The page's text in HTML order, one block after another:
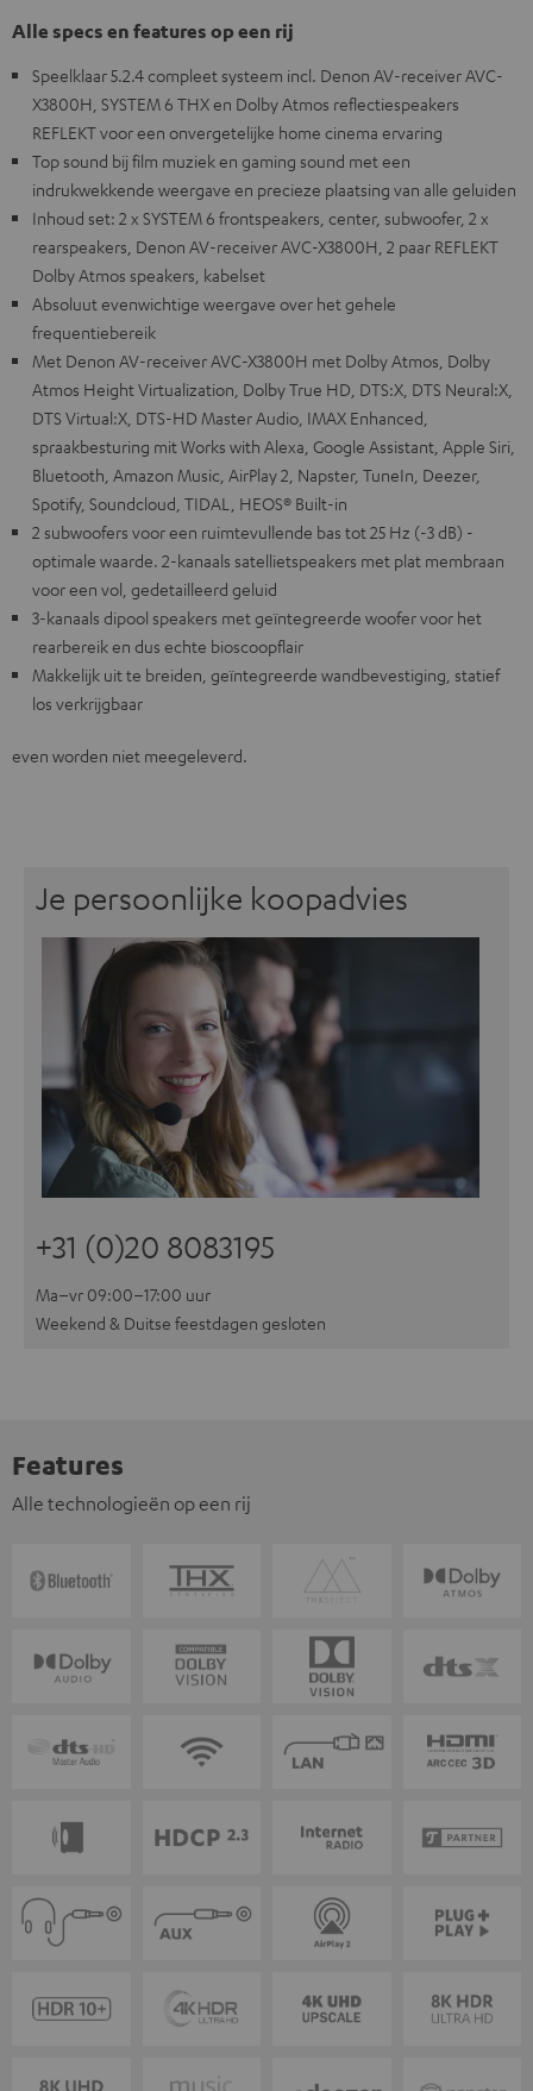
Alle specs en features op een rij
Speelklaar 5.2.4 compleet systeem incl. Denon AV-receiver AVC-
X3800H, SYSTEM 6 THX en Dolby Atmos reflectiespeakers
REFLEKT voor een onvergetelijke home cinema ervaring
Top sound bij film muziek en gaming sound met een
indrukwekkende weergave en precieze plaatsing van alle geluiden
Inhoud set: 2 x SYSTEM 6 frontspeakers, center, subwoofer, 2 x
rearspeakers, Denon AV-receiver AVC-X3800H, 2 paar REFLEKT
Dolby Atmos speakers, kabelset
Absoluut evenwichtige weergave over het gehele
frequentiebereik
Met Denon AV-receiver AVC-X3800H met Dolby Atmos, Dolby
Atmos Height Virtualization, Dolby True HD, DTS:X, DTS Neural:X,
DTS Virtual:X, DTS-HD Master Audio, IMAX Enhanced,
spraakbesturing mit Works with Alexa, Google Assistant, Apple Siri,
Bluetooth, Amazon Music, AirPlay 2, Napster, TuneIn, Deezer,
Spotify, Soundcloud, TIDAL, HEOS® Built-in
2 subwoofers voor een ruimtevullende bas tot 25 Hz (-3 dB) -
optimale waarde. 2-kanaals satellietspeakers met plat membraan
voor een vol, gedetailleerd geluid
3-kanaals dipool speakers met geïntegreerde woofer voor het
rearbereik en dus echte bioscoopflair
Makkelijk uit te breiden, geïntegreerde wandbevestiging, statief
los verkrijgbaar
even worden niet meegeleverd.
Je persoonlijke koopadvies
+31 (0)20 8083195
Ma–vr 09:00–17:00 uur
Weekend & Duitse feestdagen gesloten
Features
Alle technologieën op een rij